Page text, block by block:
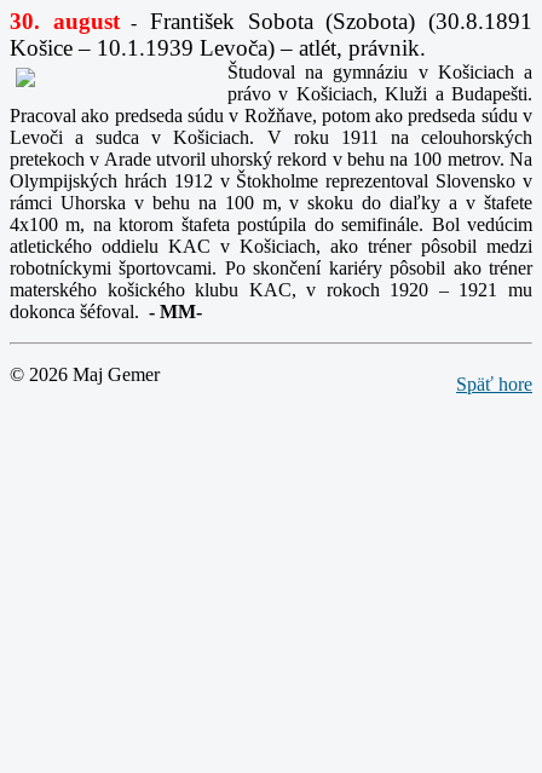
30. august-
František Sobota (Szobota) (30.8.1891
Košice – 10.1.1939 Levoča) – atlét, právnik.
Študoval na gymnáziu v Košiciach a
právo v Košiciach, Kluži a Budapešti.
Pracoval ako predseda súdu v Rožňave, potom ako predseda súdu v
Levoči a sudca v Košiciach. V roku 1911 na celouhorských
pretekoch v Arade utvoril uhorský rekord v behu na 100 metrov. Na
Olympijských hrách 1912 v Štokholme reprezentoval Slovensko v
rámci Uhorska v behu na 100 m, v skoku do diaľky a v štafete
4x100 m, na ktorom štafeta postúpila do semifinále. Bol vedúcim
atletického oddielu KAC v Košiciach, ako tréner pôsobil medzi
robotníckymi športovcami. Po skončení kariéry pôsobil ako tréner
materského košického klubu KAC, v rokoch 1920 – 1921 mu
dokonca šéfoval. - MM-
Späť hore
© 2026 Maj Gemer